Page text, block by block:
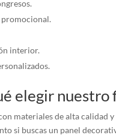
interior.
elegir nuestro
materiales de alta calidad
si buscas un panel